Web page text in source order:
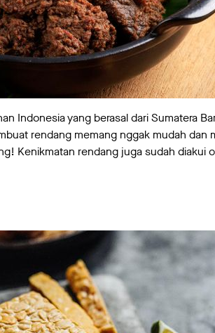
Indonesia yang berasal dari Sumatera
rendang memang nggak mudah dan
Kenikmatan rendang juga sudah diakui